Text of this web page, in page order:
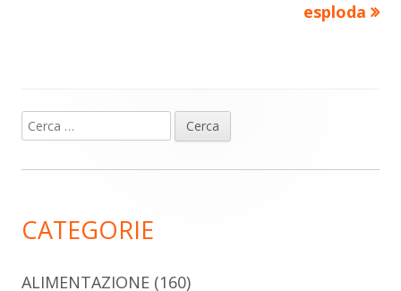
esploda
Barra
laterale
Ricerca
per:
CATEGORIE
ALIMENTAZIONE (160)